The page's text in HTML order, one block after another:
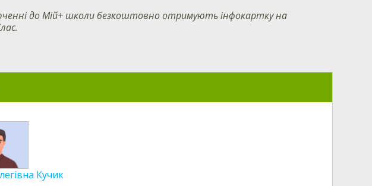
до Мій+ школи безкоштовно отримують інфокартку на
Кучик